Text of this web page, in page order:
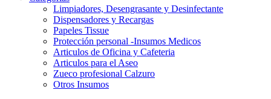
Limpiadores, Desengrasante y Desinfectante
Dispensadores y Recargas
Papeles Tissue
Protección personal -Insumos Medicos
Articulos de Oficina y Cafeteria
Articulos para el Aseo
Zueco profesional Calzuro
Otros Insumos